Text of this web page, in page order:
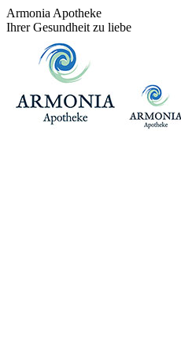
Zum
Inhalt
Armonia Apotheke
Ihrer Gesundheit zu liebe
+43 (0)1 / 48 624 14